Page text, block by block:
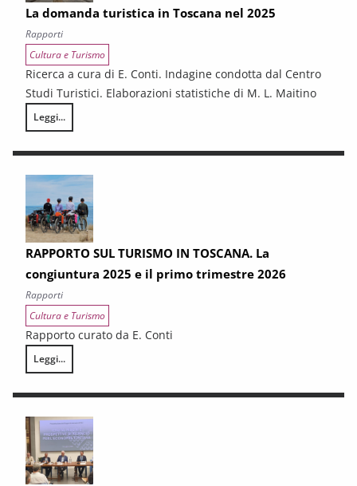
La domanda turistica in Toscana nel 2025
Rapporti
Cultura e Turismo
Ricerca a cura di E. Conti. Indagine condotta dal Centro
Studi Turistici. Elaborazioni statistiche di M. L. Maitino
Leggi...
La domanda turistica in Toscana nel 2025
RAPPORTO SUL TURISMO IN TOSCANA. La
congiuntura 2025 e il primo trimestre 2026
Rapporti
Cultura e Turismo
Rapporto curato da E. Conti
Leggi...
RAPPORTO SUL TURISMO IN TOSCANA. La congiuntura 2025 e il